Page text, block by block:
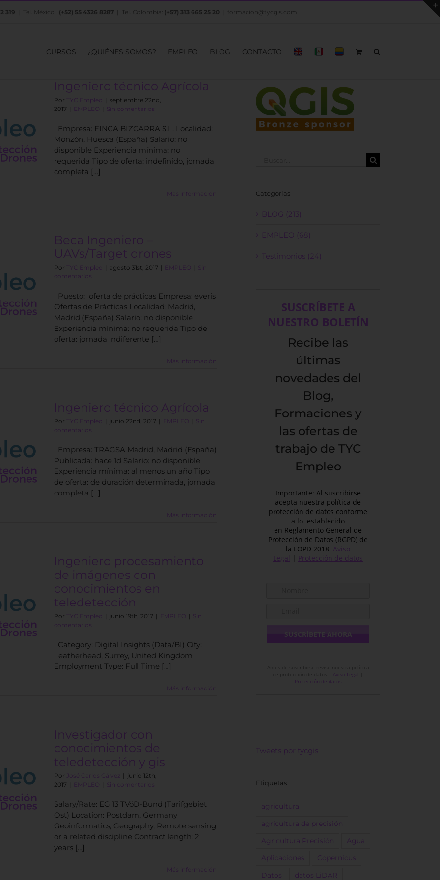
319 | Tel. México: (+52) 55 4326 8287 | Tel. Colombia: (+57) 313 665 25 20 formacion@tycgis.com
CURSOS ¿QUIÉNES SOMOS? EMPLEO BLOG CONTACTO
Ingeniero técnico Agrícola
Por TYC Empleo | septiembre 22nd,
2017 | EMPLEO | Sin comentarios
Empresa: FINCA BIZCARRA S.L. Localidad:
Monzón, Huesca (España) Salario: no
disponible Experiencia mínima: no
requerida Tipo de oferta: indefinido, jornada
completa […]
Más información
Beca Ingeniero –
UAVs/Target drones
Por TYC Empleo | agosto 31st, 2017 | EMPLEO | Sin
comentarios
Puesto: oferta de prácticas Empresa: everis
Ofertas de Prácticas Localidad: Madrid,
Madrid (España) Salario: no disponible
Experiencia mínima: no requerida Tipo de
oferta: jornada indiferente […]
Más información
Ingeniero técnico Agrícola
Por TYC Empleo | junio 22nd, 2017 | EMPLEO | Sin
comentarios
Empresa: TRAGSA Madrid, Madrid (España)
Publicada: hace 1d Salario: no disponible
Experiencia mínima: al menos un año Tipo
de oferta: de duración determinada, jornada
completa […]
Más información
Ingeniero procesamiento
de imágenes con
conocimientos en
teledetección
Por TYC Empleo | junio 19th, 2017 | EMPLEO | Sin
comentarios
Category: Digital Insights (Data/BI) City:
Leatherhead, Surrey, United Kingdom
Employment Type: Full Time […]
Más información
Investigador con
conocimientos de
teledetección y gis
Por José Carlos Gálvez | junio 12th,
2017 | EMPLEO | Sin comentarios
Salary/Rate: EG 13 TVöD-Bund (Tarifgebiet
Ost) Location: Postdam, Germany
Geoinformatics, Geography, Remote sensing
or a related discipline Contract length: 2
years […]
Más información
Categorías
BLOG (213)
EMPLEO (68)
Testimonios (24)
SUSCRÍBETE A
NUESTRO BOLETÍN
Recibe las
últimas
novedades del
Blog,
Formaciones y
las ofertas de
trabajo de TYC
Empleo
Importante: Al suscribirse
acepta nuestra política de
protección de datos conforme
a lo establecido
en Reglamento General de
Protección de Datos (RGPD) de
la LOPD 2018. Aviso
Legal | Protección de datos
Aviso Legal
Protección de datos
Tweets por tycgis
Etiquetas
agricultura
agricultura de precisión
Agricultura Precisión Agua
Aplicaciones Copernicus
Datos datos LiDAR